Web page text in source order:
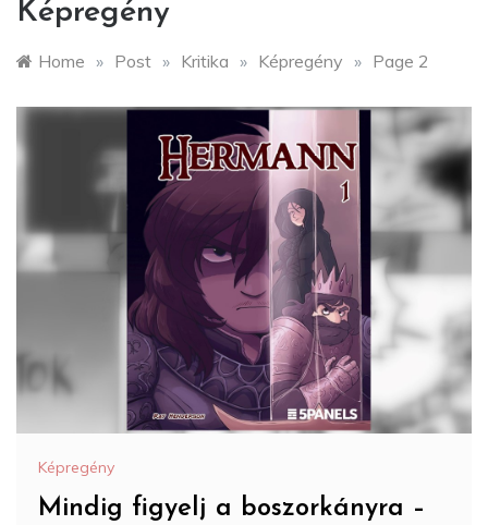
Képregény
Home » Post » Kritika » Képregény » Page 2
Képregény
Mindig figyelj a boszorkányra –